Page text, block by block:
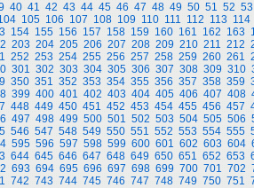
40 41 42 43 44 45 46 47 48 49 50 51 52 53
105 106 107 108 109 110 111 112 113 114
154 155 156 157 158 159 160 161 162 163
203 204 205 206 207 208 209 210 211 212
252 253 254 255 256 257 258 259 260 261
301 302 303 304 305 306 307 308 309 310
350 351 352 353 354 355 356 357 358 359
399 400 401 402 403 404 405 406 407 408
448 449 450 451 452 453 454 455 456 457
497 498 499 500 501 502 503 504 505 506
546 547 548 549 550 551 552 553 554 555
595 596 597 598 599 600 601 602 603 604
644 645 646 647 648 649 650 651 652 653
693 694 695 696 697 698 699 700 701 702
742 743 744 745 746 747 748 749 750 751